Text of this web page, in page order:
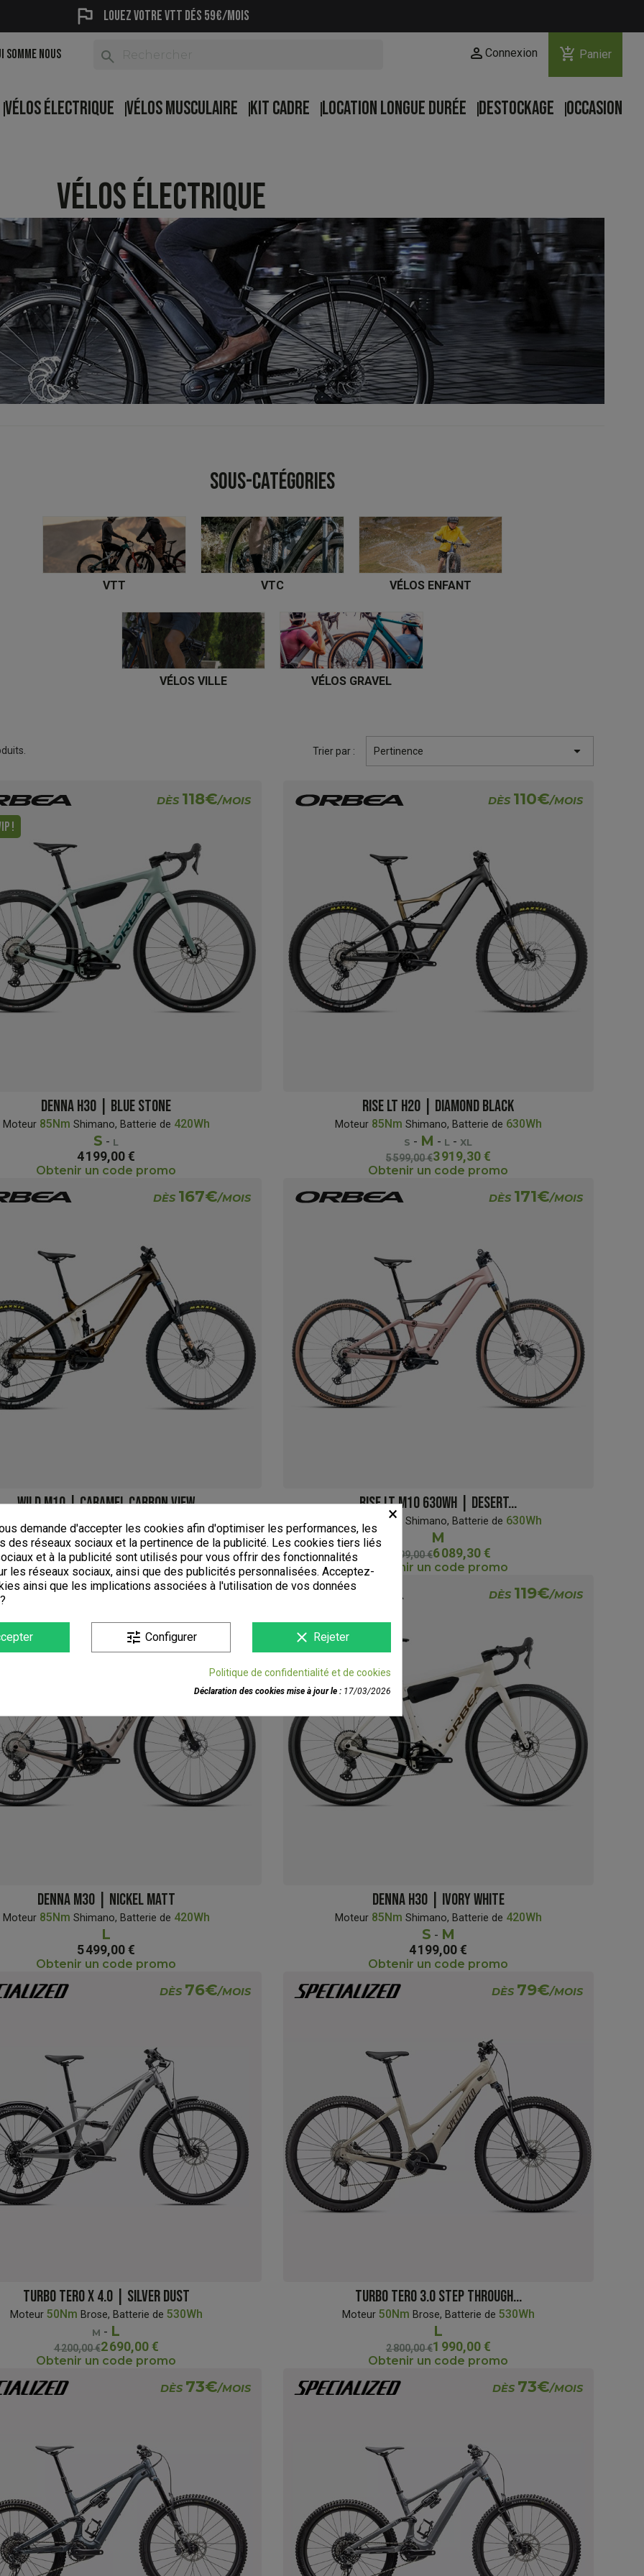
flag Louez votre vtt dés 59€/mois
SOMME NOUS search person Connexion add_shopping_cart Panier
VÉLOS ÉLECTRIQUE VÉLOS MUSCULAIRE KIT CADRE LOCATION LONGUE DURÉE DESTOCKAGE OCCASION
VÉLOS ÉLECTRIQUE
SOUS-CATÉGORIES
VTT VTC VÉLOS ENFANT
VÉLOS VILLE VÉLOS GRAVEL
Trier par : Pertinence 
DÈS 118€/MOIS
!
DENNA H30 | BLUE STONE
Moteur 85Nm Shimano, Batterie de 420Wh
S - L
4 199,00 €
Obtenir un code promo
DÈS 110€/MOIS
RISE LT H20 | DIAMOND BLACK
Moteur 85Nm Shimano, Batterie de 630Wh
S - M - L - XL
5 599,00 €3 919,30 €
Obtenir un code promo
DÈS 167€/MOIS
WILD M10 | CARAMEL CARBON VIEW
Moteur 120Nm Bosch, Batterie de 750Wh
M-XL
8 499,00 €5 949,30 €
Obtenir un code promo
DÈS 171€/MOIS
RISE LT M10 630WH | DESERT...
Moteur 85Nm Shimano, Batterie de 630Wh
M
8 699,00 €6 089,30 €
Obtenir un code promo
155€
!
DENNA M30 | NICKEL MATT
Moteur 85Nm Shimano, Batterie de 420Wh
L
5 499,00 €
Obtenir un code promo
DÈS 119€/MOIS
OFFRE VIP !
DENNA H30 | IVORY WHITE
Moteur 85Nm Shimano, Batterie de 420Wh
S - M
4 199,00 €
Obtenir un code promo
DÈS 76€/MOIS
TURBO TERO X 4.0 | SILVER DUST
Moteur 50Nm Brose, Batterie de 530Wh
M - L
4 200,00 €2 690,00 €
Obtenir un code promo
DÈS 79€/MOIS
TURBO TERO 3.0 STEP THROUGH...
Moteur 50Nm Brose, Batterie de 530Wh
L
2 800,00 €1 990,00 €
Obtenir un code promo
DÈS 73€/MOIS DÈS 73€/MOIS
×
demande d'accepter les cookies afin d'optimiser les performances, les
des réseaux sociaux et la pertinence de la publicité. Les cookies tiers liés
et à la publicité sont utilisés pour vous offrir des fonctionnalités
les réseaux sociaux, ainsi que des publicités personnalisées. Acceptez-
ainsi que les implications associées à l'utilisation de vos données
tune Configurer clear Rejeter
Politique de confidentialité et de cookies
Déclaration des cookies mise à jour le : 17/03/2026